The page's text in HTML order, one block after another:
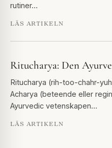
rutiner…
LÄS ARTIKELN
Ritucharya: Den
Ritucharya (rih-too-chahr-
Acharya (beteende eller
Ayurvedic vetenskapen…
LÄS ARTIKELN